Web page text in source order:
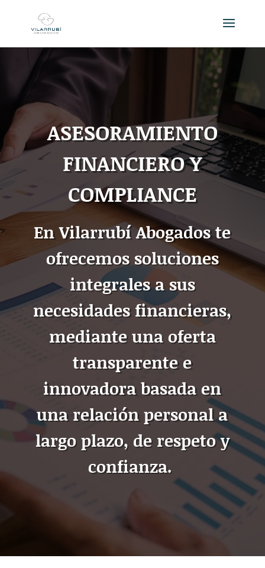
ASESORAMIENTO
FINANCIERO Y
COMPLIANCE
En Vilarrubí Abogados te
ofrecemos soluciones
integrales a sus
necesidades financieras,
mediante una oferta
transparente e
innovadora basada en
una relación personal a
largo plazo, de respeto y
confianza.